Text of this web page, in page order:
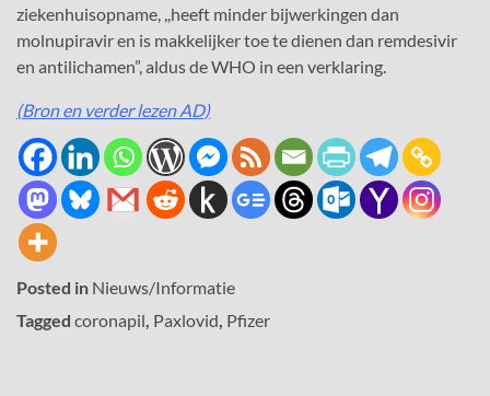
ziekenhuisopname, ,,heeft minder bijwerkingen dan
molnupiravir en is makkelijker toe te dienen dan remdesivir
en antilichamen”, aldus de WHO in een verklaring.
(Bron en verder lezen AD)
Posted in Nieuws/Informatie
Tagged coronapil, Paxlovid, Pfizer